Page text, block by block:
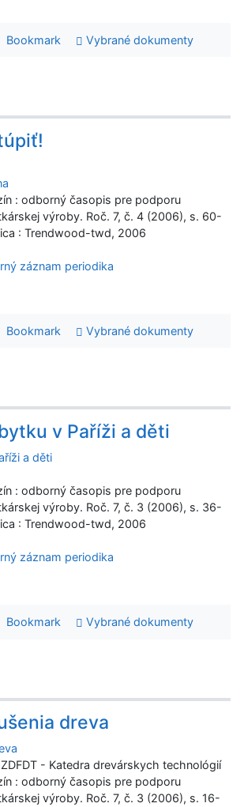
Bookmark Vybrané dokumenty
: odborný časopis pre podporu
výroby. Roč. 7, č. 4 (2006), s. 60-
: Trendwood-twd, 2006
záznam periodika
Bookmark Vybrané dokumenty
v Paříži a děti
a děti
: odborný časopis pre podporu
výroby. Roč. 7, č. 3 (2006), s. 36-
: Trendwood-twd, 2006
záznam periodika
Bookmark Vybrané dokumenty
dreva
- Katedra drevárskych technológií
: odborný časopis pre podporu
výroby. Roč. 7, č. 3 (2006), s. 16-